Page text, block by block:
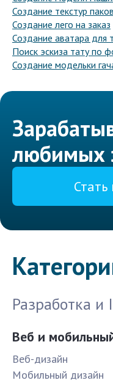
Создание текстур
Создание лего на заказ
Создание аватара для
Поиск эскиза тату по
Создание модельки
любимых
Разработка и
Веб и
Веб-дизайн
Мобильный дизайн